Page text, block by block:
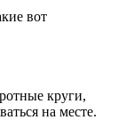
вот
круги,
на месте.